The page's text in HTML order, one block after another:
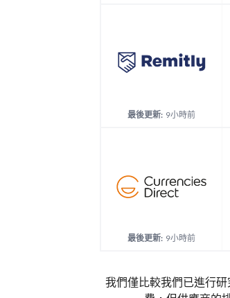
最後更新: 9小時前
最後更新: 9小時前
我們僅比較我們已進行